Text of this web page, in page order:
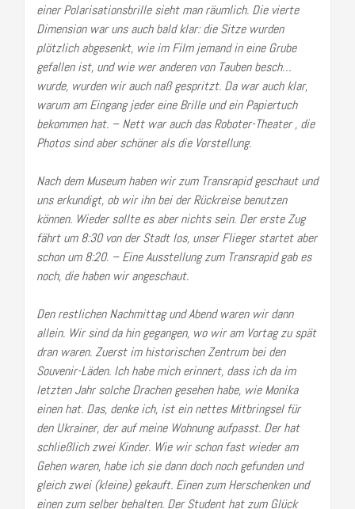
einer Polarisationsbrille sieht man räumlich. Die vierte
Dimension war uns auch bald klar: die Sitze wurden
plötzlich abgesenkt, wie im Film jemand in eine Grube
gefallen ist, und wie wer anderen von Tauben besch…
wurde, wurden wir auch naß gespritzt. Da war auch klar,
warum am Eingang jeder eine Brille und ein Papiertuch
bekommen hat. – Nett war auch das Roboter-Theater , die
Photos sind aber schöner als die Vorstellung.
Nach dem Museum haben wir zum Transrapid geschaut und
uns erkundigt, ob wir ihn bei der Rückreise benutzen
können. Wieder sollte es aber nichts sein. Der erste Zug
fährt um 8:30 von der Stadt los, unser Flieger startet aber
schon um 8:20. – Eine Ausstellung zum Transrapid gab es
noch, die haben wir angeschaut.
Den restlichen Nachmittag und Abend waren wir dann
allein. Wir sind da hin gegangen, wo wir am Vortag zu spät
dran waren. Zuerst im historischen Zentrum bei den
Souvenir-Läden. Ich habe mich erinnert, dass ich da im
letzten Jahr solche Drachen gesehen habe, wie Monika
einen hat. Das, denke ich, ist ein nettes Mitbringsel für
den Ukrainer, der auf meine Wohnung aufpasst. Der hat
schließlich zwei Kinder. Wie wir schon fast wieder am
Gehen waren, habe ich sie dann doch noch gefunden und
gleich zwei (kleine) gekauft. Einen zum Herschenken und
einen zum selber behalten. Der Student hat zum Glück